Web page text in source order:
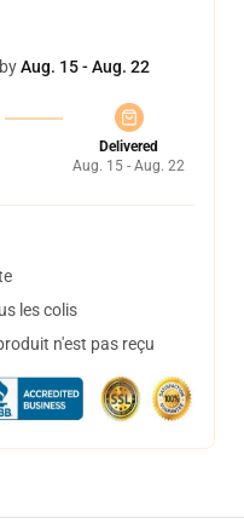
Aug. 15 - Aug. 22
Delivered
Aug. 15 - Aug. 22
les colis
n'est pas reçu